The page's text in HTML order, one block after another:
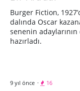
Burger Fiction,
dalında Oscar
senenin
hazırladı.
9 yıl önce · 16